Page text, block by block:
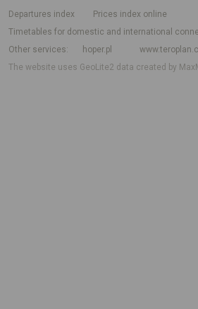
departures index
Prices index online
Timetables for domestic and international
Other services
hoper.pl
The website uses GeoLite2 data created by